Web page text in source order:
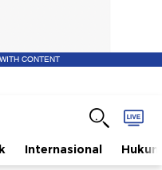
CONTENT
Internasional Hukum